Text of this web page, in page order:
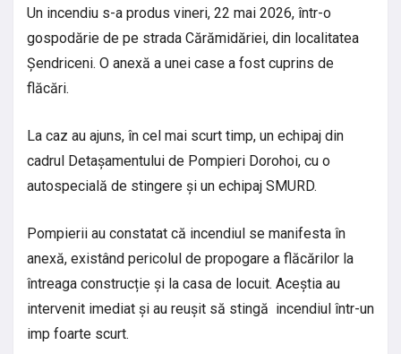
Un incendiu s-a produs vineri, 22 mai 2026, într-o
gospodărie de pe strada Cărămidăriei, din localitatea
Șendriceni. O anexă a unei case a fost cuprins de
flăcări.
La caz au ajuns, în cel mai scurt timp, un echipaj din
cadrul Detașamentului de Pompieri Dorohoi, cu o
autospecială de stingere și un echipaj SMURD.
Pompierii au constatat că incendiul se manifesta în
anexă, existând pericolul de propogare a flăcărilor la
întreaga construcție și la casa de locuit. Aceștia au
intervenit imediat și au reușit să stingă incendiul într-un
imp foarte scurt.